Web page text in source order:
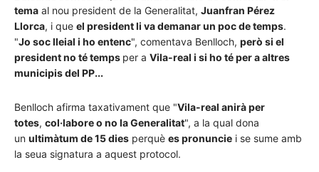
tema al nou president de la Generalitat, Juanfran Pérez
Llorca, i que el president li va demanar un poc de temps.
"Jo soc lleial i ho entenc", comentava Benlloch, però si el
president no té temps per a Vila-real i si ho té per a altres
municipis del PP...
Benlloch afirma taxativament que "Vila-real anirà per
totes, col·labore o no la Generalitat", a la qual dona
un ultimàtum de 15 dies perquè es pronuncie i se sume amb
la seua signatura a aquest protocol.